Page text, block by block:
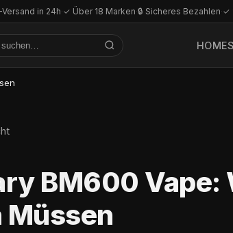
Versand in 24h·✓ Über 18 Marken·🔒 Sicheres Bezahlen·✓
HOME
BM600 Vape:
Müssen